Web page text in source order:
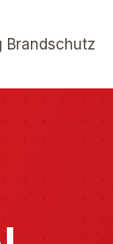
Brandschutz